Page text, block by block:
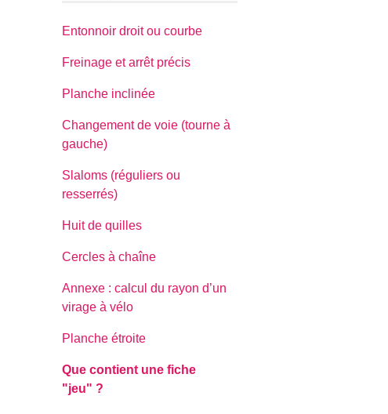
Entonnoir droit ou courbe
Freinage et arrêt précis
Planche inclinée
Changement de voie (tourne à
gauche)
Slaloms (réguliers ou
resserrés)
Huit de quilles
Cercles à chaîne
Annexe : calcul du rayon d’un
virage à vélo
Planche étroite
Que contient une fiche
"jeu" ?